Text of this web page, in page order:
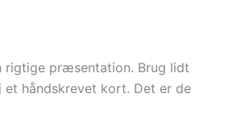
rigtige præsentation. Brug lidt
håndskrevet kort. Det er de